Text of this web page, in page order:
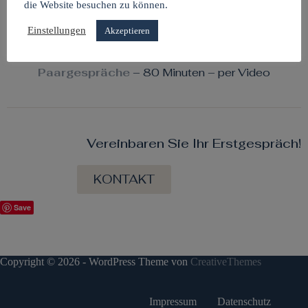
Paargespräche – 80 Minuten – per Video
Vereinbaren Sie Ihr Erstgespräch!
KONTAKT
Save
Copyright © 2026 - WordPress Theme von CreativeThemes
Impressum Datenschutz
die Website besuchen zu können.
Einstellungen Akzeptieren